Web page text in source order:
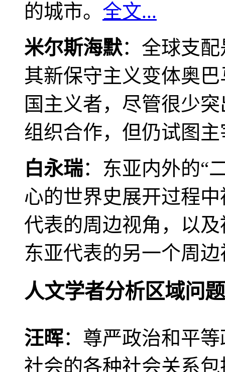
的城市。 全文...
米尔斯海默：全球支
其新保守主义变体奥
国主义者，尽管很少
组织合作，但仍试图
白永瑞：东亚内外的“
心的世界史展开过程
代表的周边视角，以
东亚代表的另一个周
人文学者分析区域问题
汪晖：尊严政治和平
社会的各种社会关系